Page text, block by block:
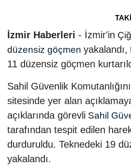
İzmir Haberleri - İzmir'in
düzensiz göçmen yakalandı,
11 düzensiz göçmen
Sahil Güvenlik
sitesinde yer alan
açıklarında görevli Sahil
tarafından tespit edilen
durduruldu. Teknedeki 19
yakalandı.